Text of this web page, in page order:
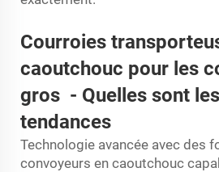
Courroies
caoutchouc pour les
gros - Quelles sont
tendances
Technologie avancée avec des
convoyeurs en caoutchouc